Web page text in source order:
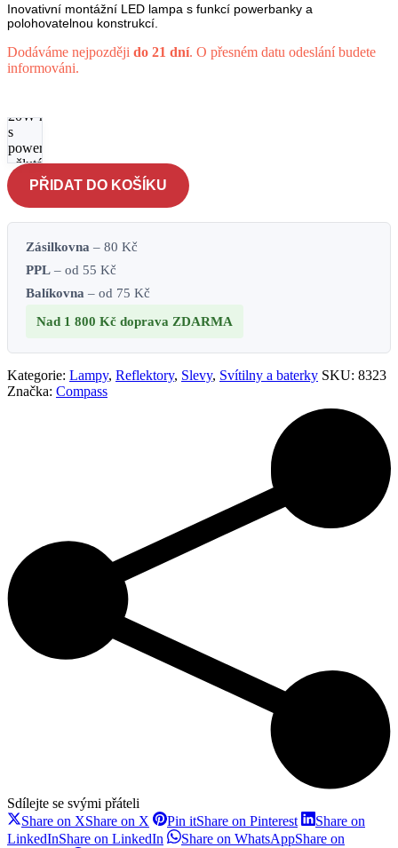
Inovativní montážní LED lampa s funkcí powerbanky a
polohovatelnou konstrukcí.
Dodáváme nejpozději do 21 dní. O přesném datu odeslání budete
informováni.
20W nabíjecí
s
powerbankou
- žlutá-černá
množstvíPŘIDAT DO KOŠÍKU
Zásilkovna – 80 Kč
PPL – od 55 Kč
Balíkovna – od 75 Kč
Nad 1 800 Kč doprava ZDARMA
Kategorie: Lampy, Reflektory, Slevy, Svítilny a baterky SKU: 8323
Značka: Compass
Sdílejte se svými přáteli
Share on XShare on X Pin itShare on Pinterest
Share on
LinkedInShare on LinkedIn Share on WhatsAppShare on